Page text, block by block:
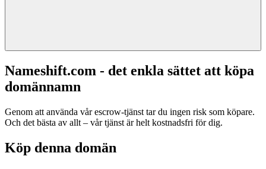
Nameshift.com - det enkla sättet att köpa
domännamn
Genom att använda vår escrow-tjänst tar du ingen risk som köpare.
Och det bästa av allt – vår tjänst är helt kostnadsfri för dig.
Köp denna domän